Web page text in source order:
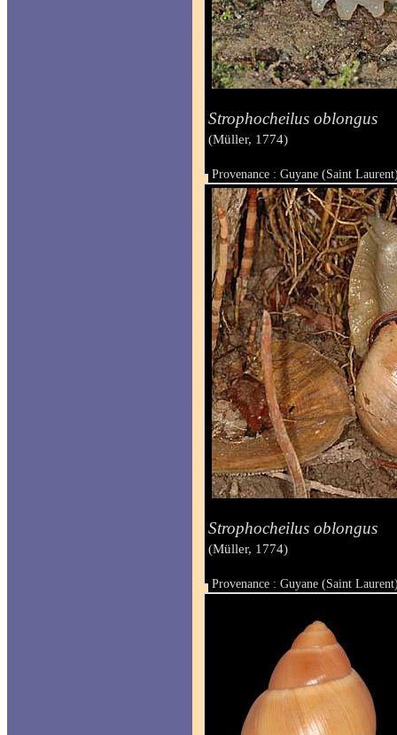
Strophocheilus oblongus
(Müller, 1774)
Provenance : Guyane (Saint
Taille :
Strophocheilus oblongus
(Müller, 1774)
Provenance : Guyane (Saint
Taille :